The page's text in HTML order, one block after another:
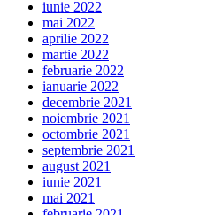
iunie 2022
mai 2022
aprilie 2022
martie 2022
februarie 2022
ianuarie 2022
decembrie 2021
noiembrie 2021
octombrie 2021
septembrie 2021
august 2021
iunie 2021
mai 2021